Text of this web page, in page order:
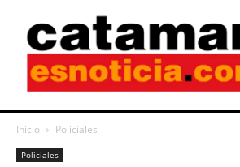
Inicio Policiales
Policiales